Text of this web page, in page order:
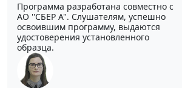
Программа разработана совместно с
АО ''СБЕР А". Слушателям, успешно
освоившим программу, выдаются
удостоверения установленного
образца.